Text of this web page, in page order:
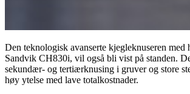
Den teknologisk avanserte kjegleknuseren med
Sandvik CH830i, vil også bli vist på standen.
sekundær- og tertiærknusing i gruver og store
høy ytelse med lave totalkostnader.